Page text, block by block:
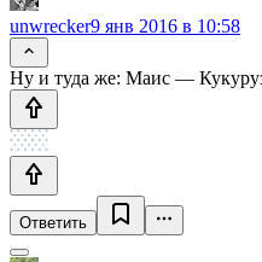
unwrecker9 янв 2016 в 10:58
Ну и туда же: Маис —
Ответить